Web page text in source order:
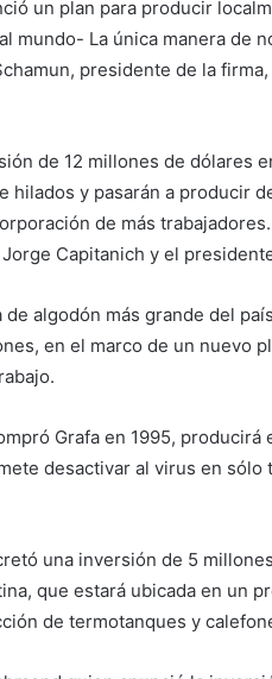
un plan para producir
mundo- La única manera de
presidente de la
de 12 millones de dólares
hilados y pasarán a producir
de más
Capitanich y el
de algodón más grande del
en el marco de un nuevo
Grafa en 1995, producirá
desactivar al virus en
una inversión de 5
que estará ubicada en un
de termotanques y